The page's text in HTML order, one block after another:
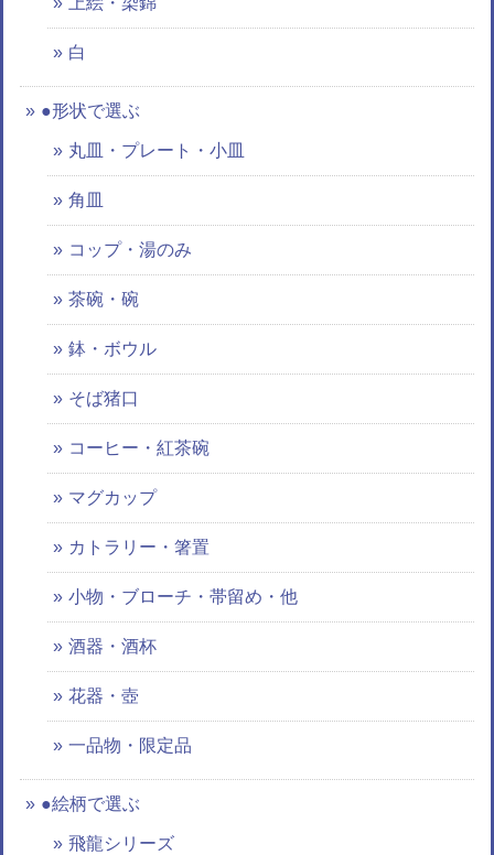
白
●形状で選ぶ
丸皿・プレート・小皿
角皿
コップ・湯のみ
茶碗・碗
鉢・ボウル
そば猪口
コーヒー・紅茶碗
マグカップ
カトラリー・箸置
小物・ブローチ・帯留め・他
酒器・酒杯
花器・壺
一品物・限定品
●絵柄で選ぶ
飛龍シリーズ